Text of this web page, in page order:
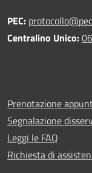
PEC:
Centralino Unico:
Prenotazione
Segnalazione
Leggi le FAQ
Richiesta di